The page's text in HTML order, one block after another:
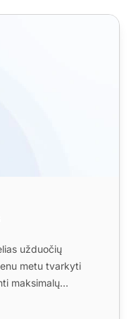
užduočių
metu tvarkyti
maksimalų